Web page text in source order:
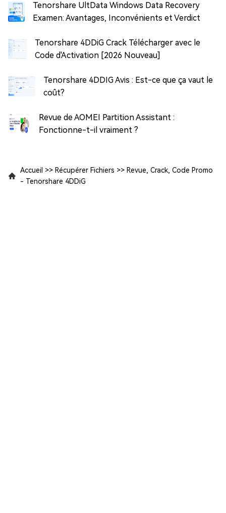
Tenorshare UltData Windows Data Recovery
Examen: Avantages, Inconvénients et Verdict
Tenorshare 4DDiG Crack Télécharger avec le
Code d'Activation [2026 Nouveau]
Tenorshare 4DDIG Avis : Est-ce que ça vaut le
coût?
Revue de AOMEI Partition Assistant :
Fonctionne-t-il vraiment ?
Accueil >> Récupérer Fichiers >> Revue, Crack, Code Promo
- Tenorshare 4DDiG